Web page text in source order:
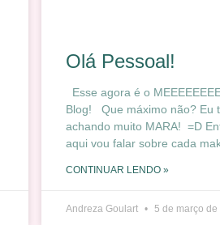
Olá Pessoal!
Esse agora é o
Blog! Que máximo não? Eu
achando muito MARA! =D
aqui vou falar sobre cada
CONTINUAR LENDO »
Andreza Goulart 5 de março de